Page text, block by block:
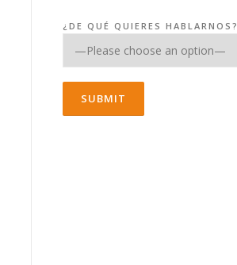
¿DE QUÉ QUIERES HABLARNOS?